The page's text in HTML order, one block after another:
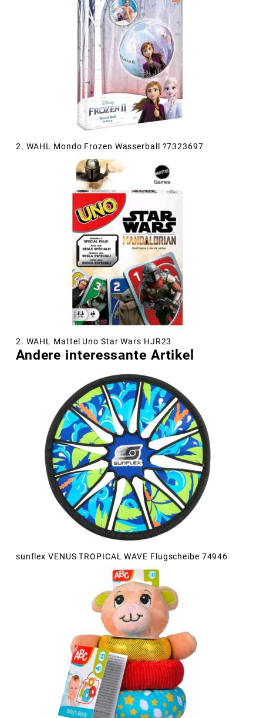
2. WAHL Mondo Frozen Wasserball ?7323697
2. WAHL Mattel Uno Star Wars HJR23
Andere interessante Artikel
sunflex VENUS TROPICAL WAVE Flugscheibe 74946